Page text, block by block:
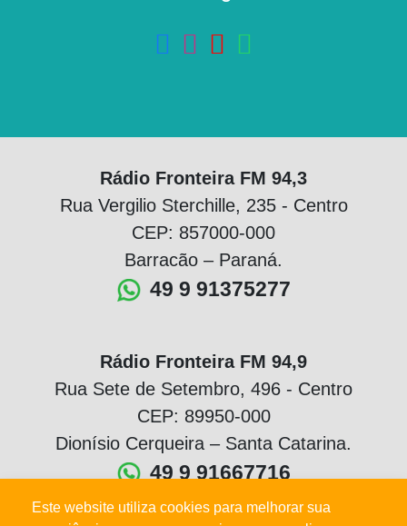
Rádio Fronteira FM 94,3
Rua Vergilio Sterchille, 235 - Centro
CEP: 857000-000
Barracão – Paraná.
49 9 91375277
Rádio Fronteira FM 94,9
Rua Sete de Setembro, 496 - Centro
CEP: 89950-000
Dionísio Cerqueira – Santa Catarina.
49 9 91667716
Este website utiliza cookies para melhorar sua